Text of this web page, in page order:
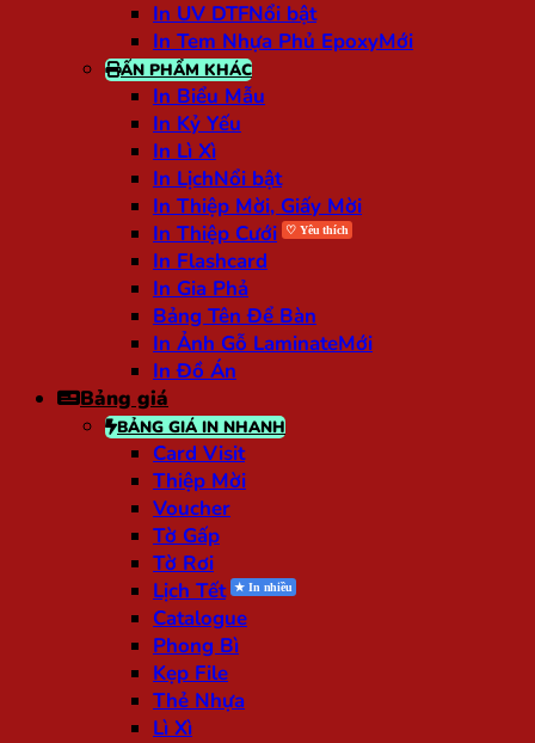
In UV DTF
In Tem Nhựa Phủ Epoxy
ẤN PHẨM KHÁC
In Biểu Mẫu
In Kỷ Yếu
In Lì Xì
In Lịch
In Thiệp Mời, Giấy Mời
In Thiệp Cưới
In Flashcard
In Gia Phả
Bảng Tên Để Bàn
In Ảnh Gỗ Laminate
In Đồ Án
Bảng giá
BẢNG GIÁ IN NHANH
Card Visit
Thiệp Mời
Voucher
Tờ Gấp
Tờ Rơi
Lịch Tết
Catalogue
Phong Bì
Kẹp File
Thẻ Nhựa
Lì Xì